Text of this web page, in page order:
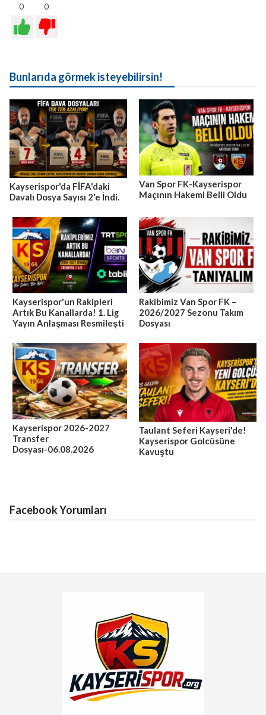
0 0
Bunlarıda görmek isteyebilirsin!
Kayserispor'da FİFA'daki
Davalı Dosya Sayısı 2'e İndi.
Van Spor FK-Kayserispor
Maçının Hakemi Belli Oldu
Kayserispor'un Rakipleri
Artık Bu Kanallarda! 1. Lig
Yayın Anlaşması Resmileşti
Rakibimiz Van Spor FK –
2026/2027 Sezonu Takım
Dosyası
Kayserispor 2026-2027
Transfer
Dosyası-06.08.2026
Taulant Seferi Kayseri'de!
Kayserispor Golcüsüne
Kavuştu
Facebook Yorumları